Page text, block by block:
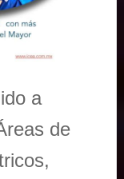
a
de